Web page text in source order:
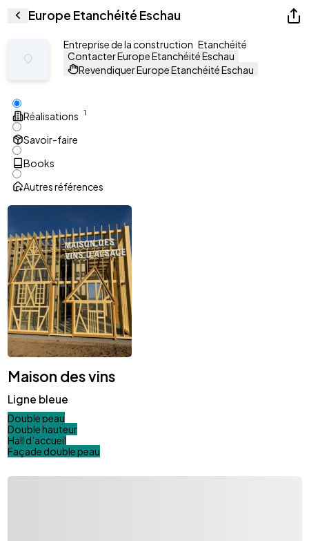
Europe Etanchéité Eschau
Entreprise de la construction Etanchéité
Contacter Europe Etanchéité Eschau
Revendiquer Europe Etanchéité Eschau
Réalisations 1
Savoir-faire
Books
Autres références
Maison des vins
Ligne bleue
Double peau
Double hauteur
Hall d’accueil
Façade double peau